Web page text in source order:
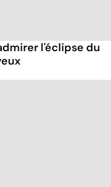
l'éclipse du